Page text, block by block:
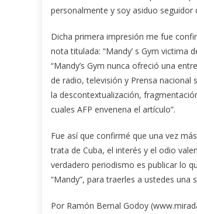
personalmente y soy asiduo seguidor
Dicha primera impresión me fue
nota titulada: “Mandy’ s Gym victima
“Mandy’s Gym nunca ofreció una
de radio, televisión y Prensa
la descontextualización,
cuales AFP envenena el artículo”.
Fue así que confirmé que una vez
trata de Cuba, el interés y el odio
verdadero periodismo es publicar lo
“Mandy”, para traerles a ustedes
Por Ramón Bernal Godoy